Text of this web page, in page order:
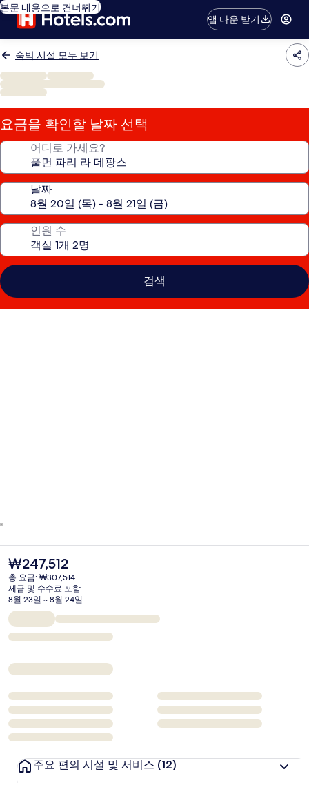
본문 내용으로 건너뛰기
앱 다운 받기
숙박 시설 모두 보기
요금을 확인할 날짜 선택
어디로 가세요?
날짜
인원 수
검색
현
재
가
격
은
₩247,512
₩247,512
총 요금: ₩307,514
세금 및 수수료 포함
8월 23일 ~ 8월 24일
주요 편의 시설 및 서비스 (12)